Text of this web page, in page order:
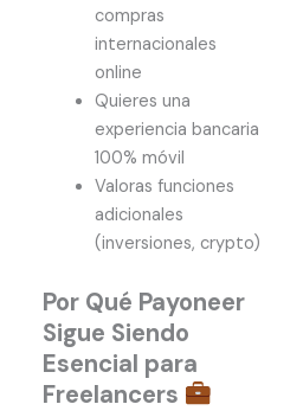
compras
internacionales
online
Quieres una
experiencia bancaria
100% móvil
Valoras funciones
adicionales
(inversiones, crypto)
Por Qué Payoneer
Sigue Siendo
Esencial para
Freelancers